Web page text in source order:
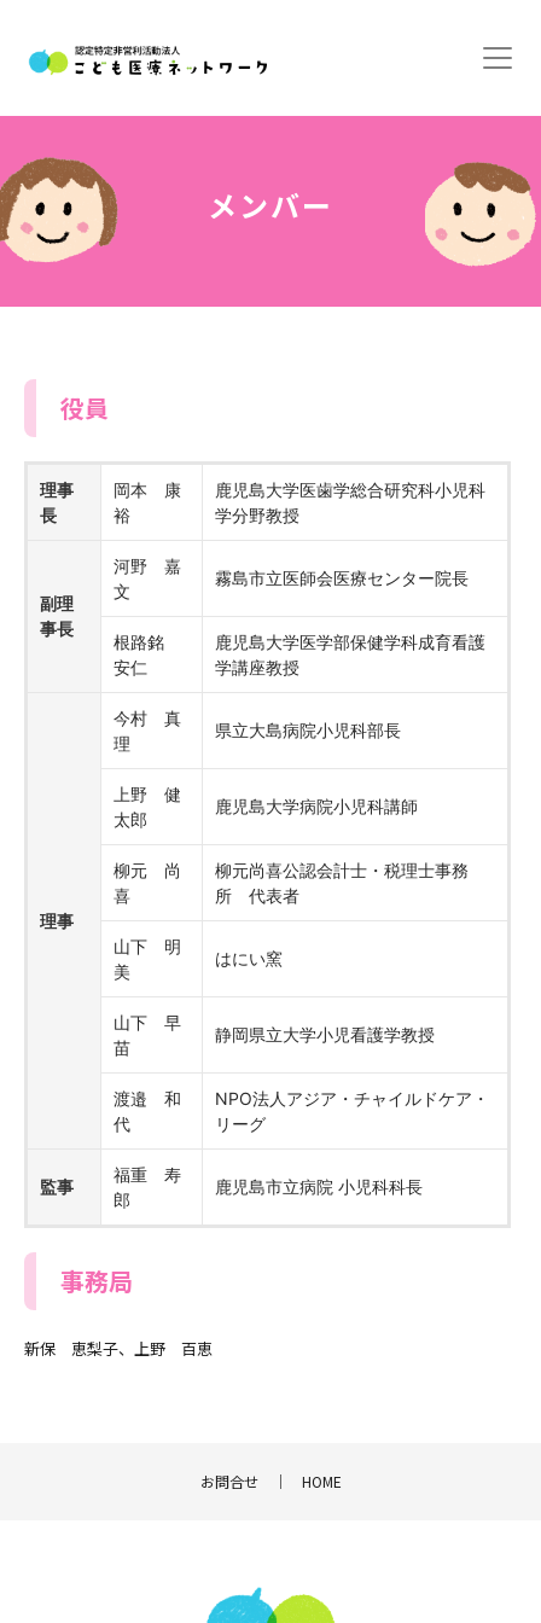
メンバー
役員
理事
長
岡本 康
裕
鹿児島大学医歯学総合研究科小児科
学分野教授
副理
事長
河野 嘉
文
霧島市立医師会医療センター院長
根路銘
安仁
鹿児島大学医学部保健学科成育看護
学講座教授
理事
今村 真
理
県立大島病院小児科部長
上野 健
太郎
鹿児島大学病院小児科講師
柳元 尚
喜
柳元尚喜公認会計士・税理士事務
所 代表者
山下 明
美
はにい窯
山下 早
苗
静岡県立大学小児看護学教授
渡邉 和
代
NPO法人アジア・チャイルドケア・
リーグ
監事
福重 寿
郎
鹿児島市立病院 小児科科長
事務局
新保 恵梨子、上野 百恵
お問合せ｜ HOME